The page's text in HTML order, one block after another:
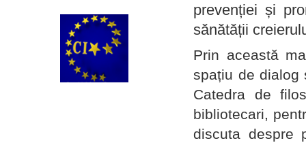
prevenției și
sănătății
Prin această
spațiu de dialog
Catedra de
bibliotecari,
discuta despre